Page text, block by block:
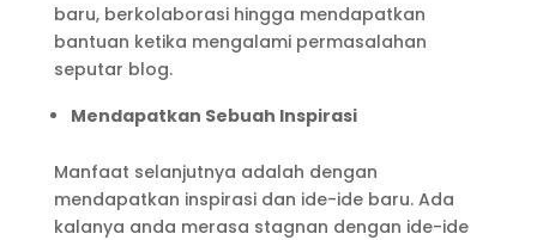
baru, berkolaborasi hingga mendapatkan
bantuan ketika mengalami permasalahan
seputar blog.
Mendapatkan Sebuah Inspirasi
Manfaat selanjutnya adalah dengan
mendapatkan inspirasi dan ide-ide baru. Ada
kalanya anda merasa stagnan dengan ide-ide